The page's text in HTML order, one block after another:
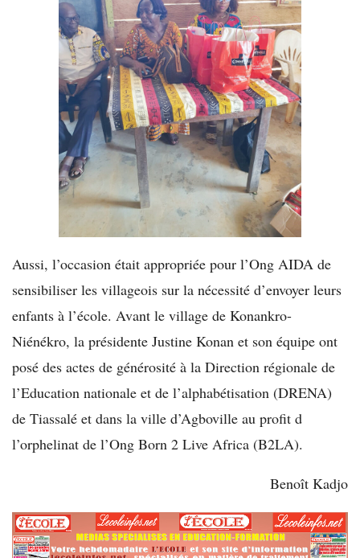
Aussi, l’occasion était appropriée pour l’Ong AIDA de
sensibiliser les villageois sur la nécessité d’envoyer leurs
enfants à l’école. Avant le village de Konankro-
Niénékro, la présidente Justine Konan et son équipe ont
posé des actes de générosité à la Direction régionale de
l’Education nationale et de l’alphabétisation (DRENA)
de Tiassalé et dans la ville d’Agboville au profit d
l’orphelinat de l’Ong Born 2 Live Africa (B2LA).
Benoît Kadjo